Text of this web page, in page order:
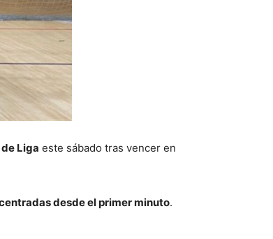
Liga este sábado tras vencer en
desde el primer minuto.